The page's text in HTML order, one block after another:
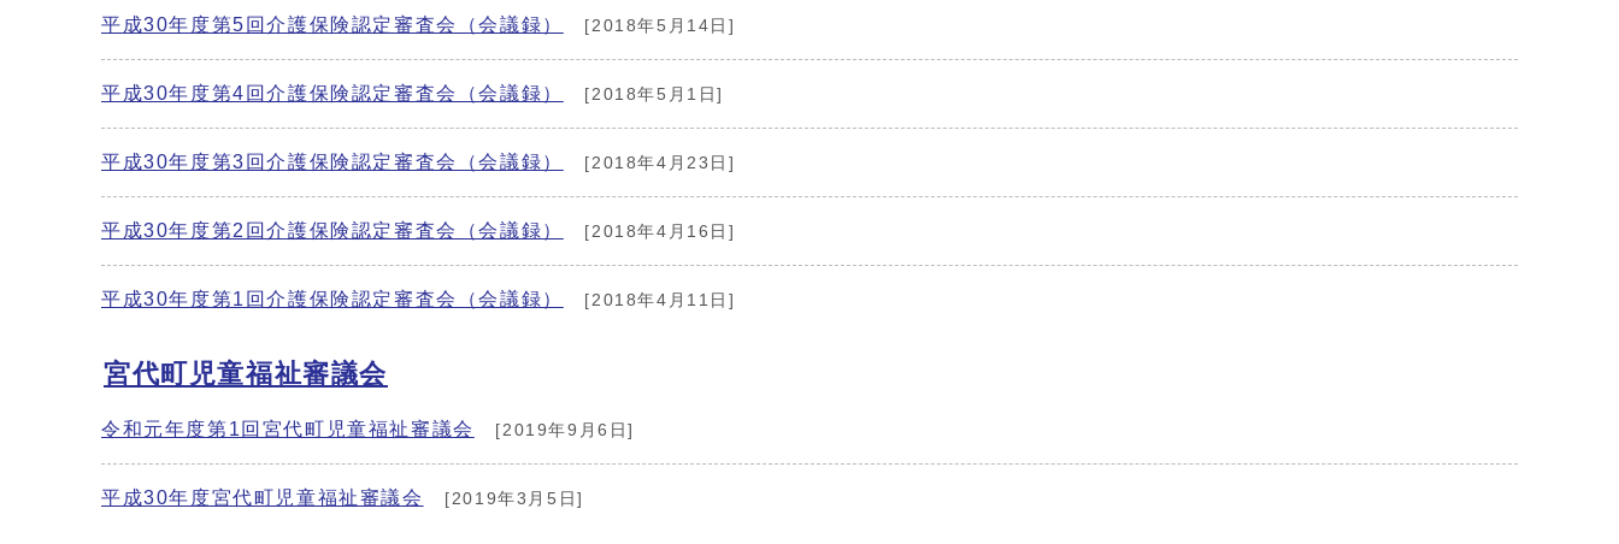
平成30年度第5回介護保険認定審査会（会議録） [2018年5月14日]
平成30年度第4回介護保険認定審査会（会議録） [2018年5月1日]
平成30年度第3回介護保険認定審査会（会議録） [2018年4月23日]
平成30年度第2回介護保険認定審査会（会議録） [2018年4月16日]
平成30年度第1回介護保険認定審査会（会議録） [2018年4月11日]
宮代町児童福祉審議会
令和元年度第1回宮代町児童福祉審議会 [2019年9月6日]
平成30年度宮代町児童福祉審議会 [2019年3月5日]